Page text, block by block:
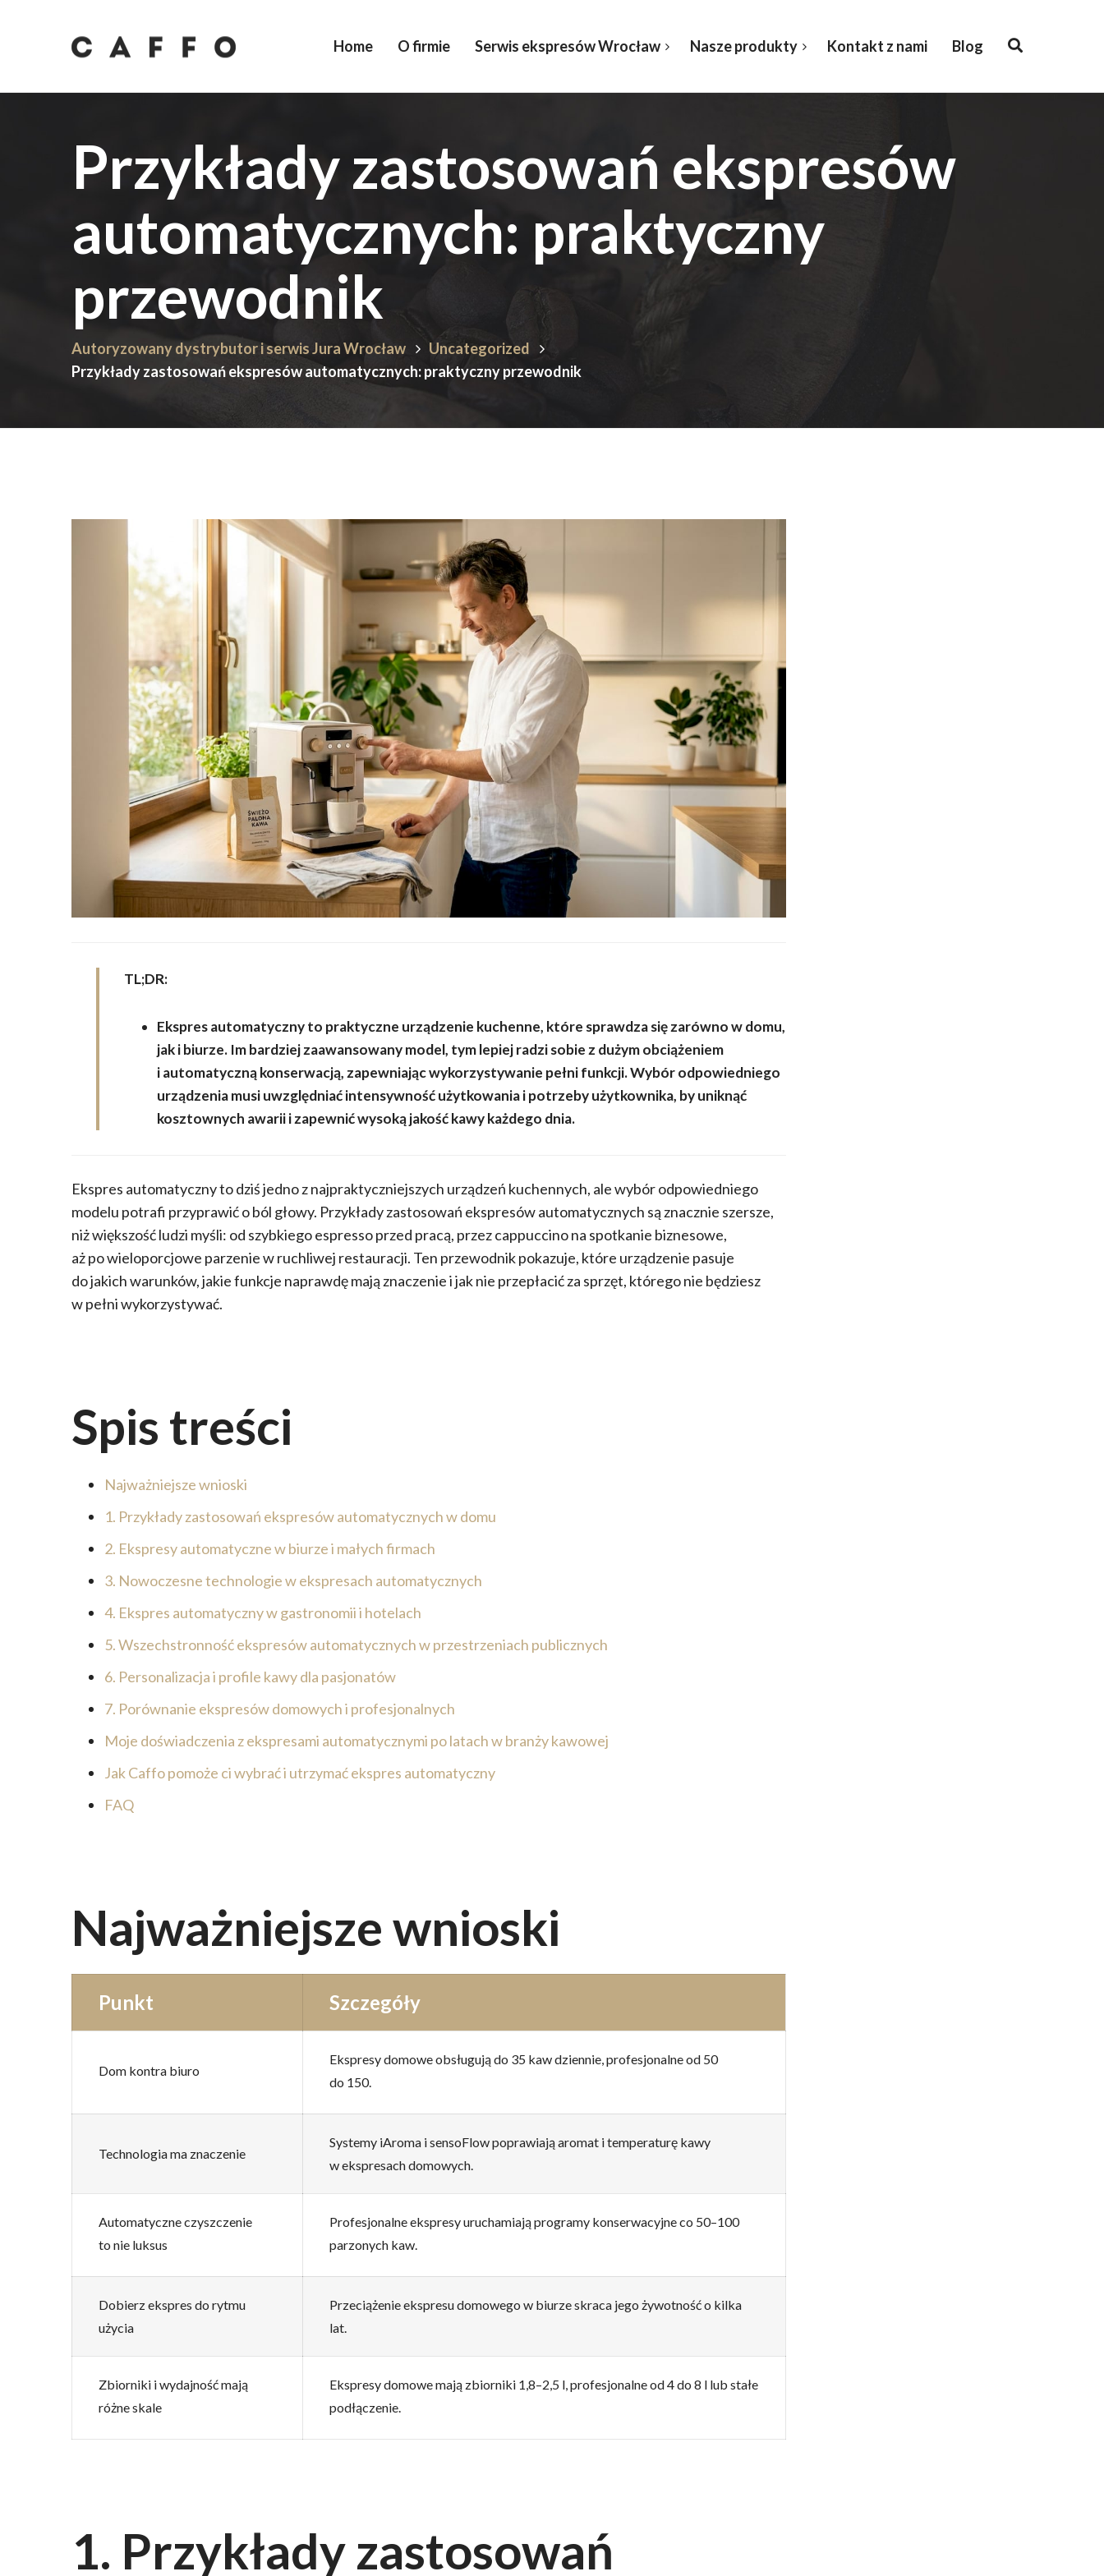
Home O firmie Serwis ekspresów Wrocław Nasze produkty Kontakt z nami Blog
Przykłady zastosowań ekspresów
automatycznych: praktyczny
przewodnik
Autoryzowany dystrybutor i serwis Jura Wrocław
Uncategorized
Przykłady zastosowań ekspresów automatycznych: praktyczny przewodnik
TL;DR:
Ekspres automatyczny to praktyczne urządzenie kuchenne, które sprawdza się zarówno w domu,
jak i biurze. Im bardziej zaawansowany model, tym lepiej radzi sobie z dużym obciążeniem
i automatyczną konserwacją, zapewniając wykorzystywanie pełni funkcji. Wybór odpowiedniego
urządzenia musi uwzględniać intensywność użytkowania i potrzeby użytkownika, by uniknąć
kosztownych awarii i zapewnić wysoką jakość kawy każdego dnia.
Ekspres automatyczny to dziś jedno z najpraktyczniejszych urządzeń kuchennych, ale wybór odpowiedniego
modelu potrafi przyprawić o ból głowy. Przykłady zastosowań ekspresów automatycznych są znacznie szersze,
niż większość ludzi myśli: od szybkiego espresso przed pracą, przez cappuccino na spotkanie biznesowe,
aż po wieloporcjowe parzenie w ruchliwej restauracji. Ten przewodnik pokazuje, które urządzenie pasuje
do jakich warunków, jakie funkcje naprawdę mają znaczenie i jak nie przepłacić za sprzęt, którego nie będziesz
w pełni wykorzystywać.
Spis treści
Najważniejsze wnioski
1. Przykłady zastosowań ekspresów automatycznych w domu
2. Ekspresy automatyczne w biurze i małych firmach
3. Nowoczesne technologie w ekspresach automatycznych
4. Ekspres automatyczny w gastronomii i hotelach
5. Wszechstronność ekspresów automatycznych w przestrzeniach publicznych
6. Personalizacja i profile kawy dla pasjonatów
7. Porównanie ekspresów domowych i profesjonalnych
Moje doświadczenia z ekspresami automatycznymi po latach w branży kawowej
Jak Caffo pomoże ci wybrać i utrzymać ekspres automatyczny
FAQ
Najważniejsze wnioski
Punkt Szczegóły
Dom kontra biuro
Ekspresy domowe obsługują do 35 kaw dziennie, profesjonalne od 50
do 150.
Technologia ma znaczenie
Systemy iAroma i sensoFlow poprawiają aromat i temperaturę kawy
w ekspresach domowych.
Automatyczne czyszczenie
to nie luksus
Profesjonalne ekspresy uruchamiają programy konserwacyjne co 50–100
parzonych kaw.
Dobierz ekspres do rytmu
użycia
Przeciążenie ekspresu domowego w biurze skraca jego żywotność o kilka
lat.
Zbiorniki i wydajność mają
różne skale
Ekspresy domowe mają zbiorniki 1,8–2,5 l, profesjonalne od 4 do 8 l lub stałe
podłączenie.
1. Przykłady zastosowań